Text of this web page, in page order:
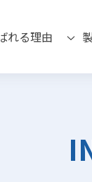
れる理由